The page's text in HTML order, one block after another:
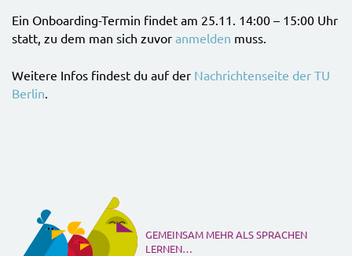
Ein Onboarding-Termin findet am 25.11. 14:00 – 15:00 Uhr
statt, zu dem man sich zuvor anmelden muss.
Weitere Infos findest du auf der Nachrichtenseite der TU
Berlin.
GEMEINSAM MEHR ALS SPRACHEN
LERNEN…